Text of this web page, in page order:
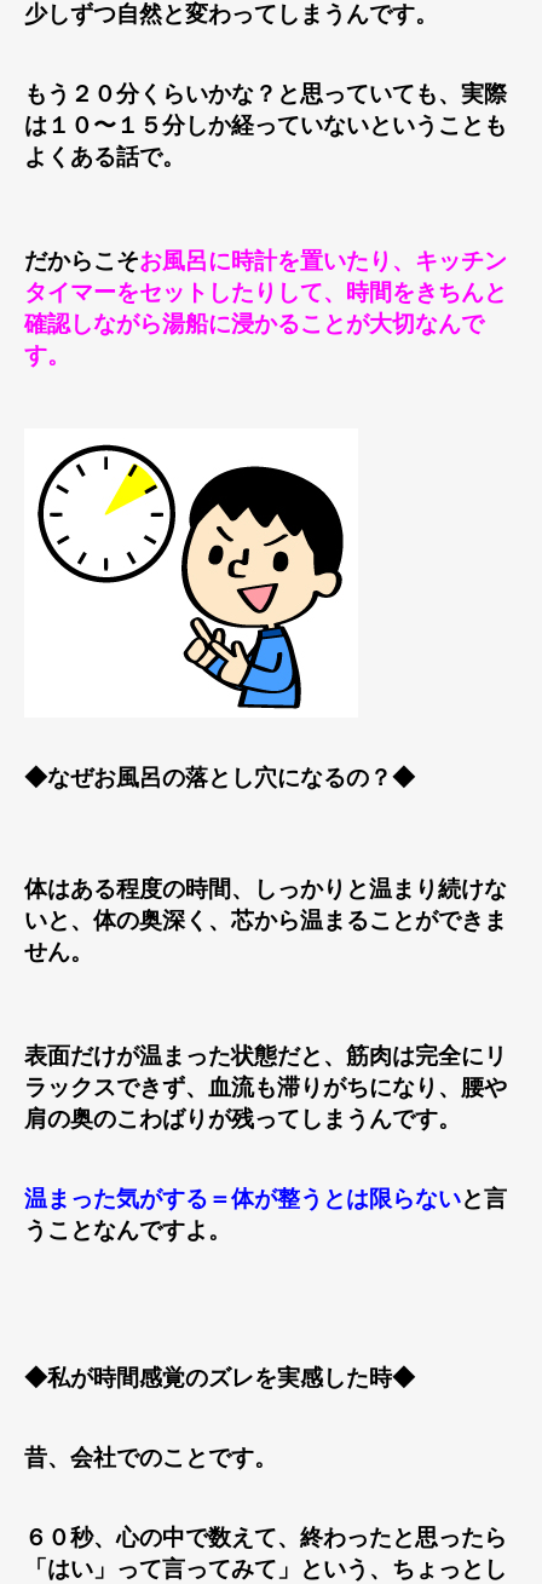
少しずつ自然と変わってしまうんです。
もう２０分くらいかな？と思っていても、実際
は１０〜１５分しか経っていないということも
よくある話で。
だからこそお風呂に時計を置いたり、キッチン
タイマーをセットしたりして、時間をきちんと
確認しながら湯船に浸かることが大切なんで
す。
◆なぜお風呂の落とし穴になるの？◆
体はある程度の時間、しっかりと温まり続けな
いと、体の奥深く、芯から温まることができま
せん。
表面だけが温まった状態だと、筋肉は完全にリ
ラックスできず、血流も滞りがちになり、腰や
肩の奥のこわばりが残ってしまうんです。
温まった気がする＝体が整うとは限らないと言
うことなんですよ。
◆私が時間感覚のズレを実感した時◆
昔、会社でのことです。
６０秒、心の中で数えて、終わったと思ったら
「はい」って言ってみて」という、ちょっとし